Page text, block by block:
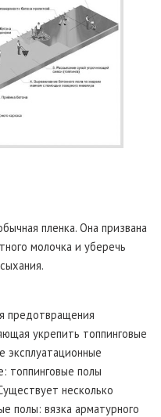
пленка. Она призвана
молочка и уберечь
предотвращения
укрепить топпинговые
эксплуатационные
топпинговые полы
несколько
полы: вязка арматурного